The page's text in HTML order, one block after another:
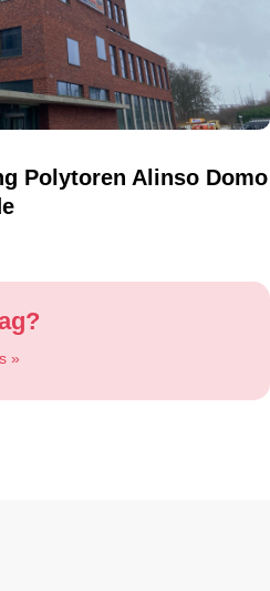
Polytoren Alinso Domo
»